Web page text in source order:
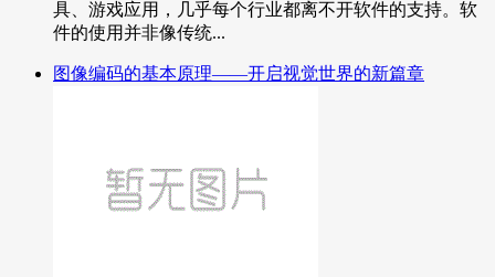
具、游戏应用，几乎每个行业都离不开软件的支持。软
件的使用并非像传统...
图像编码的基本原理——开启视觉世界的新篇章